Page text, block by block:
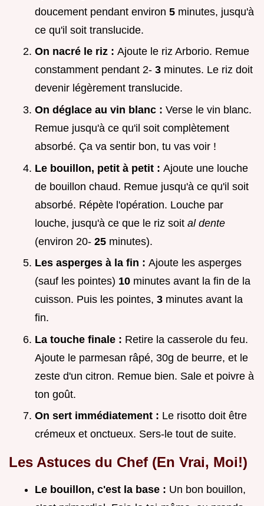
doucement pendant environ 5 minutes, jusqu'à
ce qu'il soit translucide.
On nacré le riz : Ajoute le riz Arborio. Remue
constamment pendant 2- 3 minutes. Le riz doit
devenir légèrement translucide.
On déglace au vin blanc : Verse le vin blanc.
Remue jusqu'à ce qu'il soit complètement
absorbé. Ça va sentir bon, tu vas voir !
Le bouillon, petit à petit : Ajoute une louche
de bouillon chaud. Remue jusqu'à ce qu'il soit
absorbé. Répète l'opération. Louche par
louche, jusqu'à ce que le riz soit al dente
(environ 20- 25 minutes).
Les asperges à la fin : Ajoute les asperges
(sauf les pointes) 10 minutes avant la fin de la
cuisson. Puis les pointes, 3 minutes avant la
fin.
La touche finale : Retire la casserole du feu.
Ajoute le parmesan râpé, 30g de beurre, et le
zeste d'un citron. Remue bien. Sale et poivre à
ton goût.
On sert immédiatement : Le risotto doit être
crémeux et onctueux. Sers-le tout de suite.
Les Astuces du Chef (En Vrai, Moi!)
Le bouillon, c'est la base : Un bon bouillon,